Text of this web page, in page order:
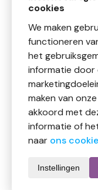
cookies
We maken
functioneren
het
informatie
maken van
akkoord met
informatie of
naar ons
Instellingen